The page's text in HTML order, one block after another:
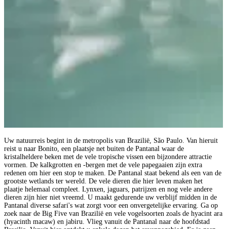
Uw natuurreis begint in de metropolis van Brazilië, São Paulo. Van hieruit
reist u naar Bonito, een plaatsje net buiten de Pantanal waar de
kristalheldere beken met de vele tropische vissen een bijzondere attractie
vormen. De kalkgrotten en -bergen met de vele papegaaien zijn extra
redenen om hier een stop te maken. De Pantanal staat bekend als een van de
grootste wetlands ter wereld. De vele dieren die hier leven maken het
plaatje helemaal compleet. Lynxen, jaguars, patrijzen en nog vele andere
dieren zijn hier niet vreemd. U maakt gedurende uw verblijf midden in de
Pantanal diverse safari's wat zorgt voor een onvergetelijke ervaring. Ga op
zoek naar de Big Five van Brazilië en vele vogelsoorten zoals de hyacint ara
(hyacinth macaw) en jabiru. Vlieg vanuit de Pantanal naar de hoofdstad